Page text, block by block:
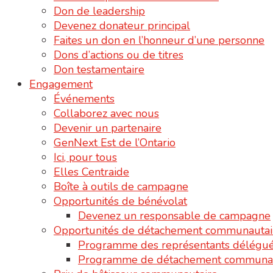
Don de leadership
Devenez donateur principal
Faites un don en l’honneur d’une personne
Dons d’actions ou de titres
Don testamentaire
Engagement
Événements
Collaborez avec nous
Devenir un partenaire
GenNext Est de l’Ontario
Ici, pour tous
Elles Centraide
Boîte à outils de campagne
Opportunités de bénévolat
Devenez un responsable de campagne
Opportunités de détachement
Programme des représentants
Programme de détachement